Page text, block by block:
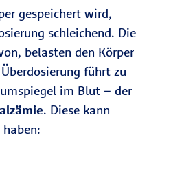
gespeichert wird,
schleichend. Die
belasten den Körper
führt zu
im Blut – der
. Diese kann